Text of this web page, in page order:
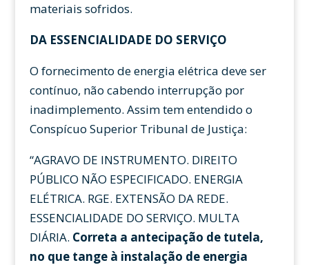
materiais sofridos.
DA ESSENCIALIDADE DO SERVIÇO
O fornecimento de energia elétrica deve ser
contínuo, não cabendo interrupção por
inadimplemento. Assim tem entendido o
Conspícuo Superior Tribunal de Justiça:
“AGRAVO DE INSTRUMENTO. DIREITO
PÚBLICO NÃO ESPECIFICADO. ENERGIA
ELÉTRICA. RGE. EXTENSÃO DA REDE.
ESSENCIALIDADE DO SERVIÇO. MULTA
DIÁRIA. Correta a antecipação de tutela,
no que tange à instalação de energia